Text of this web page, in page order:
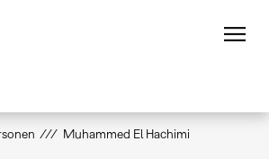
Muhammed El Hachimi